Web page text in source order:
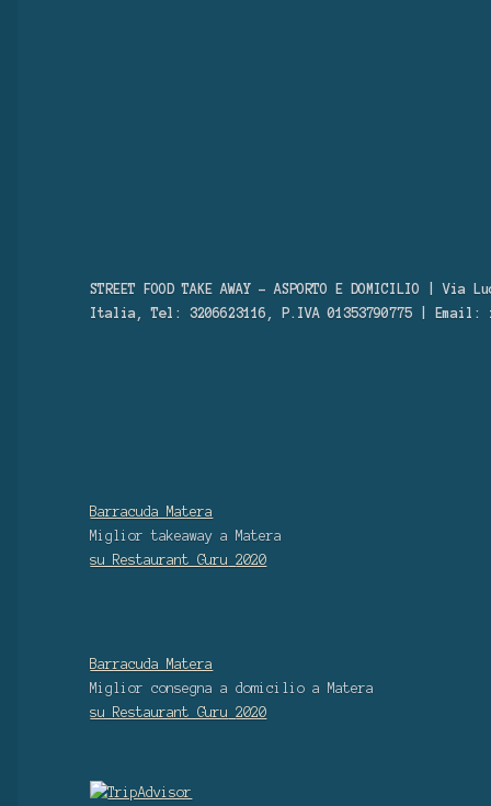
STREET FOOD TAKE AWAY – ASPORTO E DOMICILIO |
Italia, Tel: 3206623116, P.IVA 01353790775 | Email:
Barracuda Matera
Miglior takeaway a Matera
su Restaurant Guru
2020
Barracuda Matera
Miglior consegna a domicilio a Matera
su Restaurant Guru
2020